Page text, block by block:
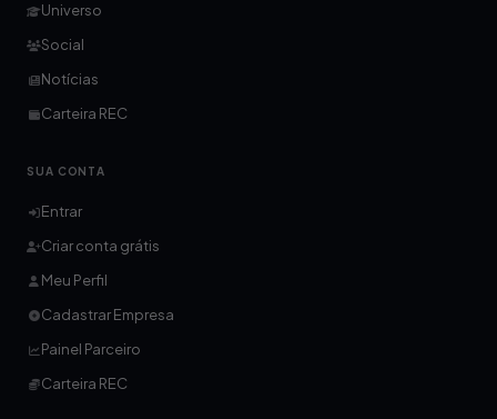
Universo
Social
Notícias
Carteira REC
SUA CONTA
Entrar
Criar conta grátis
Meu Perfil
Cadastrar Empresa
Painel Parceiro
Carteira REC